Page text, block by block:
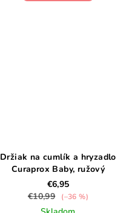
Držiak na cumlík a hryzadlo
Curaprox Baby, ružový
€6,95
€10,99
(–36 %)